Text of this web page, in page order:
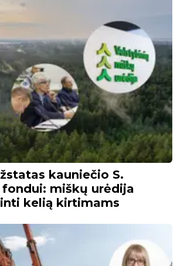
kauniečio S.
miškų urėdija
kelią kirtimams